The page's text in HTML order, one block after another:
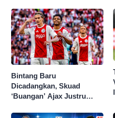
Bintang Baru
Dicadangkan, Skuad
‘Buangan’ Ajax Justru